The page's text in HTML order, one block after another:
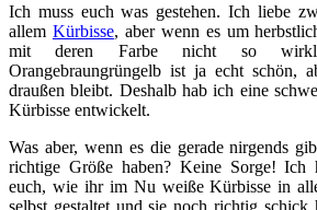
Ich muss euch was gestehen. Ich liebe
allem Kürbisse, aber wenn es um
mit deren Farbe nicht so
Orangebraungrüngelb ist ja echt schön,
draußen bleibt. Deshalb hab ich eine
Kürbisse entwickelt.
Was aber, wenn es die gerade nirgends
richtige Größe haben? Keine Sorge!
euch, wie ihr im Nu weiße Kürbisse in
selbst gestaltet und sie noch richtig schick